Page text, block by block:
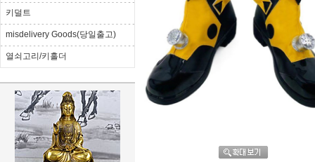
키덜트
misdelivery Goods(당일출고)
열쇠고리/키홀더